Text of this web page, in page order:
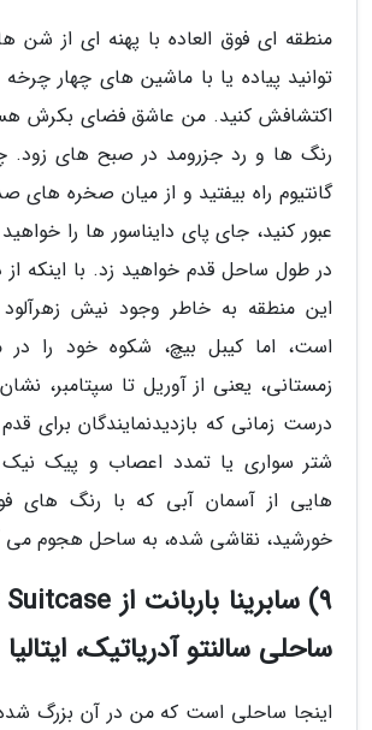
منطقه ای فوق العاده با پهنه ای از
توانید پیاده یا با ماشین های چهار
اکتشافش کنید. من عاشق فضای بکرش
رنگ ها و رد جزرومد در صبح های زود.
گانتیوم راه بیفتید و از میان صخره های
در طول ساحل قدم خواهید زد. با اینکه از
این منطقه به خاطر وجود نیش
است، اما کیبل بیچ، شکوه خود را
زمستانی، یعنی از آوریل تا سپتامبر،
درست زمانی که بازدیدنمایندگان برای
شتر سواری یا تمدد اعصاب و پیک
هایی از آسمان آبی که با رنگ های
خورشید، نقاشی شده، به ساحل هجوم می
ساحلی سالنتو آدریاتیک، ایتالیا
اینجا ساحلی است که من در آن بزرگ